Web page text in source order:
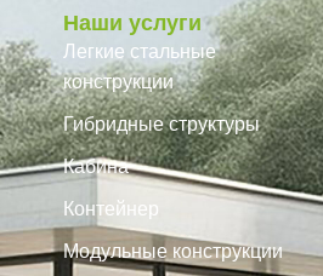
Наши услуги
Легкие стальные
конструкции
Гибридные структуры
Кабина
Контейнер
Модульные конструкции